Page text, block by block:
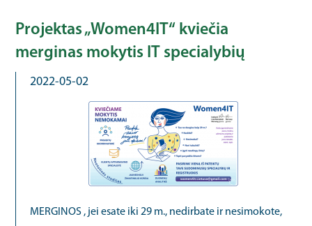
Projektas „Women4IT“ kviečia
merginas mokytis IT specialybių
2022-05-02
MERGINOS , jei esate iki 29 m., nedirbate ir nesimokote,